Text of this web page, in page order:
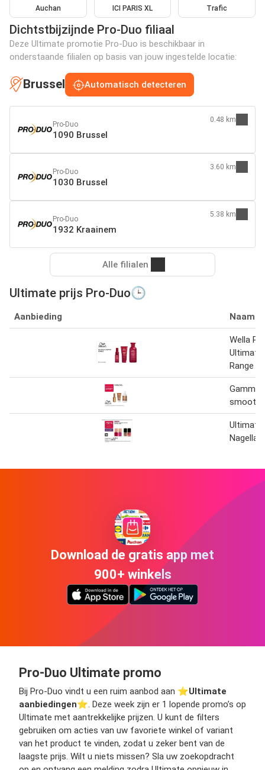
Auchan ICI PARIS XL Trafic
Dichtstbijzijnde Pro-Duo filiaal
Deze Ultimate promotie Pro-Duo is beschikbaar in
onderstaande filialen op basis van jouw ingestelde locatie:
Brussel Automatisch detecteren
Pro-Duo
1090 Brussel
0.48 km
Pro-Duo
1030 Brussel
3.60 km
Pro-Duo
1932 Kraainem
5.38 km
Alle filialen
Ultimate prijs Pro-Duo🕒
Aanbieding Naam
Wella
Ultimate
Range
Gamme
smooth
Download de gratis app met
900+ winkels
Pro-Duo Ultimate promo
Bij Pro-Duo vindt u een ruim aanbod aan ⭐️Ultimate
aanbiedingen⭐️. Deze week zijn er 1 lopende promo’s op
Ultimate met aantrekkelijke prijzen. U kunt de filters
gebruiken om acties van uw favoriete winkel of variant
van het product te vinden, zodat u zeker bent van de
laagste prijs. Wilt u niets missen? Sla uw zoekopdracht